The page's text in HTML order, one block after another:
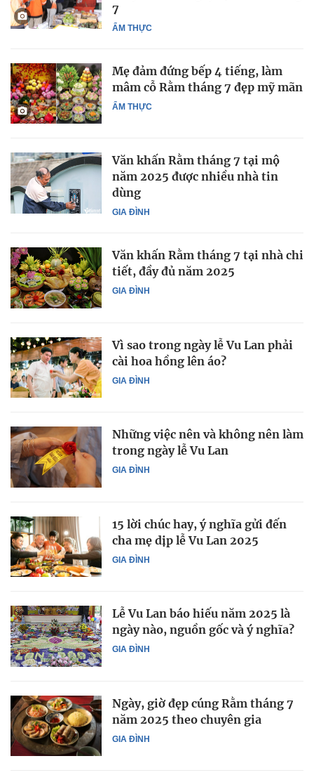
ẨM THỰC
7
ẨM THỰC
Mẹ đảm đứng bếp 4 tiếng, làm
mâm cỗ Rằm tháng 7 đẹp mỹ mãn
GIA ĐÌNH
Văn khấn Rằm tháng 7 tại mộ
năm 2025 được nhiều nhà tin
dùng
GIA ĐÌNH
Văn khấn Rằm tháng 7 tại nhà chi
tiết, đầy đủ năm 2025
GIA ĐÌNH
Vì sao trong ngày lễ Vu Lan phải
cài hoa hồng lên áo?
GIA ĐÌNH
Những việc nên và không nên làm
trong ngày lễ Vu Lan
GIA ĐÌNH
15 lời chúc hay, ý nghĩa gửi đến
cha mẹ dịp lễ Vu Lan 2025
GIA ĐÌNH
Lễ Vu Lan báo hiếu năm 2025 là
ngày nào, nguồn gốc và ý nghĩa?
GIA ĐÌNH
Ngày, giờ đẹp cúng Rằm tháng 7
năm 2025 theo chuyên gia